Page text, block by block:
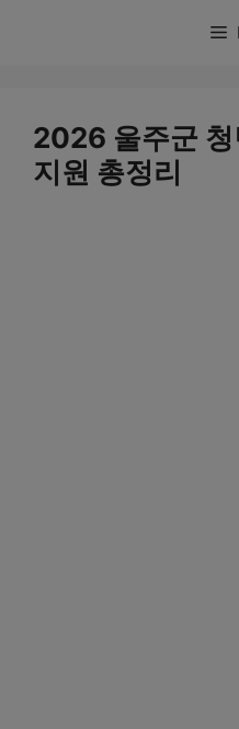
2026 울주군 청
지원 총정리